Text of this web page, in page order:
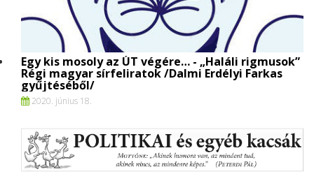
Egy kis mosoly az ÚT végére… - „Haláli rigmusok”
Régi magyar sírfeliratok /Dalmi Erdélyi Farkas
gyűjtéséből/
2020. június 18.